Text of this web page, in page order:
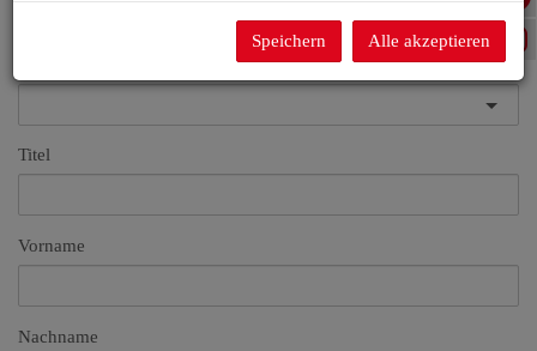
Titel
Vorname
Nachname
Speichern Alle akzeptieren